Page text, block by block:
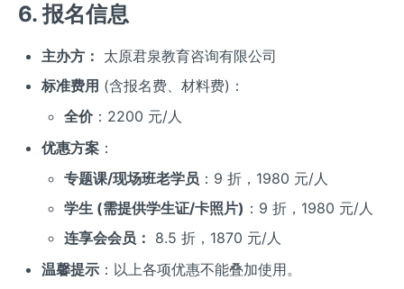
6. 报名信息
主办方： 太原君泉教育咨询有限公司
标准费用 (含报名费、材料费)：
全价：2200 元/人
优惠方案：
专题课/现场班老学员 ：9 折，1980 元/人
学生 (需提供学生证/卡照片) ：9 折，1980 元/人
连享会会员： 8.5 折，1870 元/人
温馨提示：以上各项优惠不能叠加使用。